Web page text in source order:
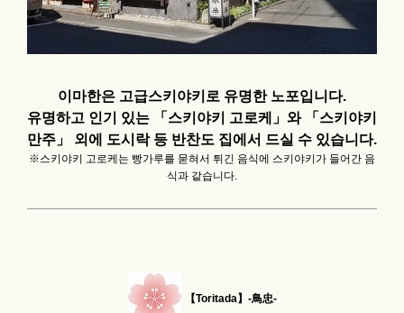
이마한은 고급스키야키로 유명한 노포입니다.
유명하고 인기 있는 「스키야키 고로케」와 「스키야키
만주」 외에 도시락 등 반찬도 집에서 드실 수 있습니다.
※스키야키 고로케는 빵가루를 묻혀서 튀긴 음식에 스키야키가 들어간 음
식과 같습니다.
【Toritada】-鳥忠-